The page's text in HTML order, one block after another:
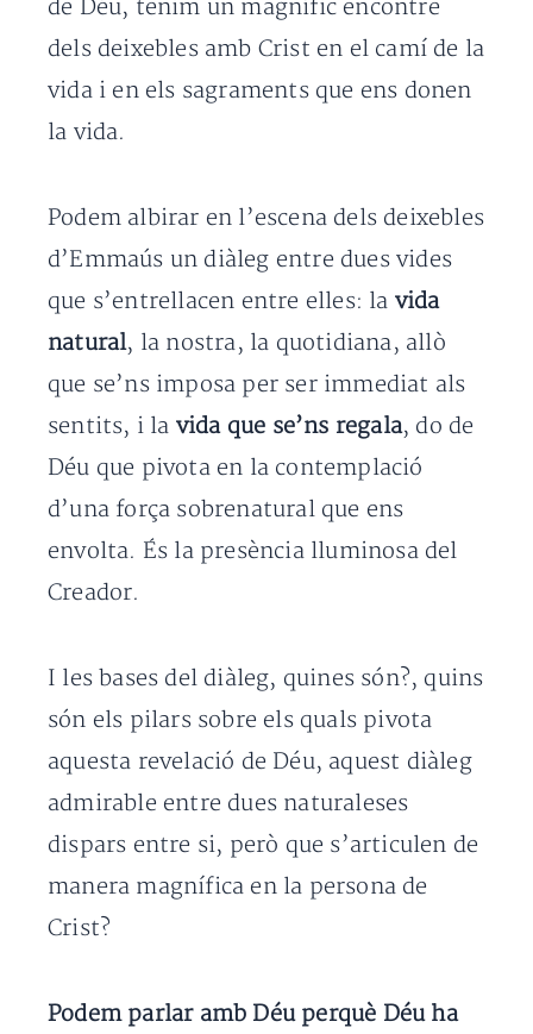
de Déu, tenim un magnífic encontre
dels deixebles amb Crist en el camí de la
vida i en els sagraments que ens donen
la vida.
Podem albirar en l’escena dels deixebles
d’Emmaús un diàleg entre dues vides
que s’entrellacen entre elles: la vida
natural, la nostra, la quotidiana, allò
que se’ns imposa per ser immediat als
sentits, i la vida que se’ns regala, do de
Déu que pivota en la contemplació
d’una força sobrenatural que ens
envolta. És la presència lluminosa del
Creador.
I les bases del diàleg, quines són?, quins
són els pilars sobre els quals pivota
aquesta revelació de Déu, aquest diàleg
admirable entre dues naturaleses
dispars entre si, però que s’articulen de
manera magnífica en la persona de
Crist?
Podem parlar amb Déu perquè Déu ha